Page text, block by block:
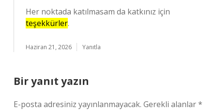
Her noktada katılmasam da katkınız için
teşekkürler.
Haziran 21, 2026 Yanıtla
Bir yanıt yazın
E-posta adresiniz yayınlanmayacak. Gerekli alanlar*